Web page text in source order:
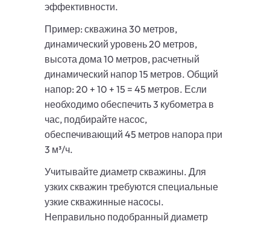
эффективности.
Пример: скважина 30 метров,
динамический уровень 20 метров,
высота дома 10 метров, расчетный
динамический напор 15 метров. Общий
напор: 20 + 10 + 15 = 45 метров. Если
необходимо обеспечить 3 кубометра в
час, подбирайте насос,
обеспечивающий 45 метров напора при
3 м³/ч.
Учитывайте диаметр скважины. Для
узких скважин требуются специальные
узкие скважинные насосы.
Неправильно подобранный диаметр